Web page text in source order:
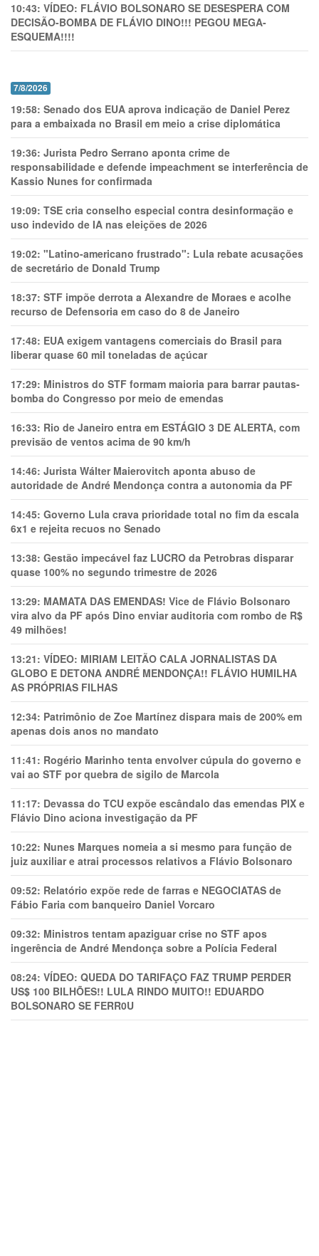
10:43: VÍDEO: FLÁVIO BOLSONARO SE DESESPERA COM
DECISÃO-BOMBA DE FLÁVIO DINO!!! PEGOU MEGA-
ESQUEMA!!!!
7/8/2026
19:58: Senado dos EUA aprova indicação de Daniel Perez
para a embaixada no Brasil em meio a crise diplomática
19:36: Jurista Pedro Serrano aponta crime de
responsabilidade e defende impeachment se interferência de
Kassio Nunes for confirmada
19:09: TSE cria conselho especial contra desinformação e
uso indevido de IA nas eleições de 2026
19:02: "Latino-americano frustrado": Lula rebate acusações
de secretário de Donald Trump
18:37: STF impõe derrota a Alexandre de Moraes e acolhe
recurso de Defensoria em caso do 8 de Janeiro
17:48: EUA exigem vantagens comerciais do Brasil para
liberar quase 60 mil toneladas de açúcar
17:29: Ministros do STF formam maioria para barrar pautas-
bomba do Congresso por meio de emendas
16:33: Rio de Janeiro entra em ESTÁGIO 3 DE ALERTA, com
previsão de ventos acima de 90 km/h
14:46: Jurista Wálter Maierovitch aponta abuso de
autoridade de André Mendonça contra a autonomia da PF
14:45: Governo Lula crava prioridade total no fim da escala
6x1 e rejeita recuos no Senado
13:38: Gestão impecável faz LUCRO da Petrobras disparar
quase 100% no segundo trimestre de 2026
13:29: MAMATA DAS EMENDAS! Vice de Flávio Bolsonaro
vira alvo da PF após Dino enviar auditoria com rombo de R$
49 milhões!
13:21: VÍDEO: MIRIAM LEITÃO CALA JORNALISTAS DA
GLOBO E DETONA ANDRÉ MENDONÇA!! FLÁVIO HUMILHA
AS PRÓPRIAS FILHAS
12:34: Patrimônio de Zoe Martínez dispara mais de 200% em
apenas dois anos no mandato
11:41: Rogério Marinho tenta envolver cúpula do governo e
vai ao STF por quebra de sigilo de Marcola
11:17: Devassa do TCU expõe escândalo das emendas PIX e
Flávio Dino aciona investigação da PF
10:22: Nunes Marques nomeia a si mesmo para função de
juiz auxiliar e atrai processos relativos a Flávio Bolsonaro
09:52: Relatório expõe rede de farras e NEGOCIATAS de
Fábio Faria com banqueiro Daniel Vorcaro
09:32: Ministros tentam apaziguar crise no STF apos
ingerência de André Mendonça sobre a Polícia Federal
08:24: VÍDEO: QUEDA DO TARIFAÇO FAZ TRUMP PERDER
US$ 100 BILHÕES!! LULA RINDO MUITO!! EDUARDO
BOLSONARO SE FERR0U